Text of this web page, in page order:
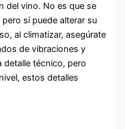
del vino. No es que se
sí puede alterar su
al climatizar, asegúrate
de vibraciones y
detalle técnico, pero
estos detalles